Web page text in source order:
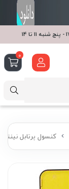
کنسول پرتابل
0